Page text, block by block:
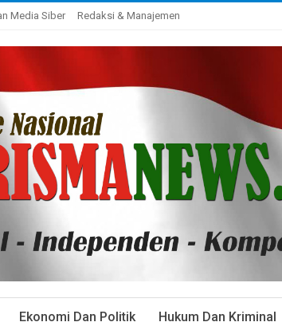
Media Siber Redaksi & Manajemen
Ekonomi Dan Politik Hukum Dan Kriminal